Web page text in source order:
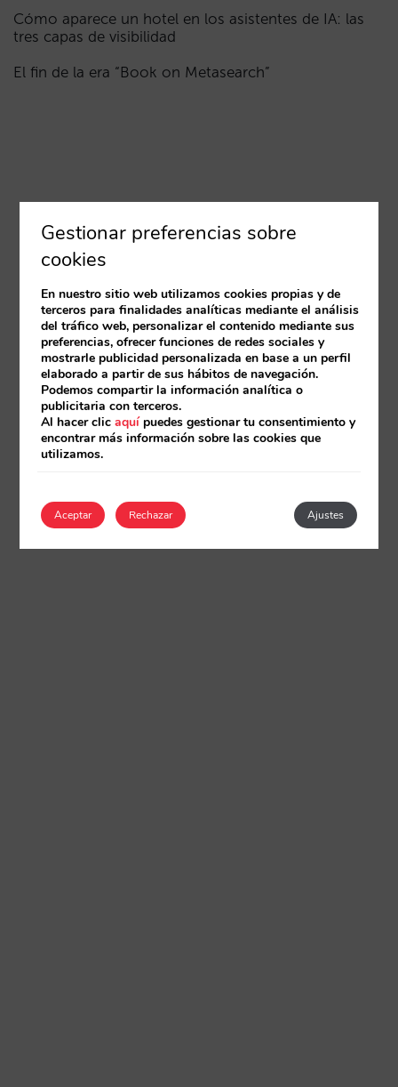
Cómo aparece un hotel en los asistentes de IA: las
tres capas de visibilidad
El fin de la era “Book on Metasearch”
Gestionar preferencias sobre
cookies
En nuestro sitio web utilizamos cookies propias y de
terceros para finalidades analíticas mediante el análisis
del tráfico web, personalizar el contenido mediante sus
preferencias, ofrecer funciones de redes sociales y
mostrarle publicidad personalizada en base a un perfil
elaborado a partir de sus hábitos de navegación.
Podemos compartir la información analítica o
publicitaria con terceros.
Al hacer clicaquípuedes gestionar tu consentimiento y
encontrar más información sobre las cookies que
utilizamos.
Aceptar Ajustes
Rechazar